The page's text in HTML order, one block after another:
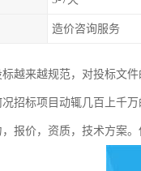
造价咨询服务
标越来越规范，对投标文
招标项目动辄几百上千
报价，资质，技术方案